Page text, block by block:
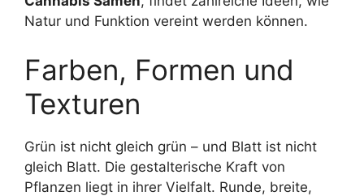
Natur und Funktion vereint werden können.
Farben, Formen und
Texturen
Grün ist nicht gleich grün – und Blatt ist nicht
gleich Blatt. Die gestalterische Kraft von
Pflanzen liegt in ihrer Vielfalt. Runde, breite,